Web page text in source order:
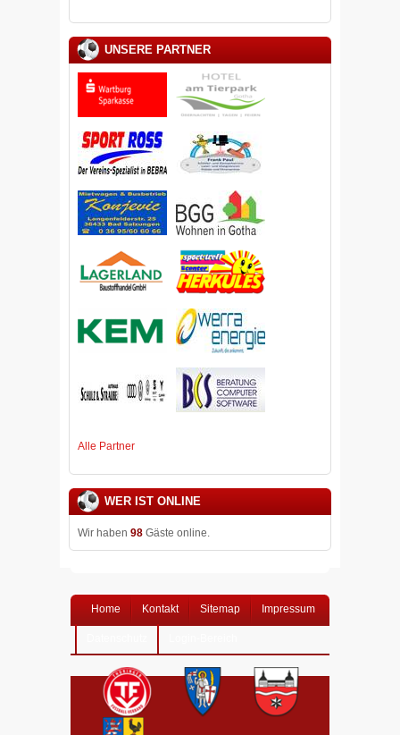
UNSERE PARTNER
Alle Partner
WER IST ONLINE
Wir haben 98 Gäste online.
Home Kontakt Sitemap Impressum